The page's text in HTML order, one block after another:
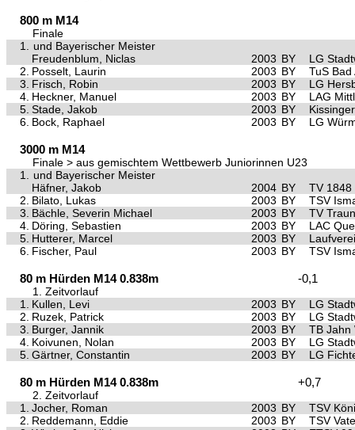
800 m M14
Finale
1.
und Bayerischer Meister
Freudenblum, Niclas
2003 BY
LG
2. Posselt, Laurin 2003 BY
TuS Bad
3. Frisch, Robin 2003 BY
LG
4. Heckner, Manuel 2003 BY
LAG
5. Stade, Jakob 2003 BY
6. Bock, Raphael 2003 BY LG
3000 m M14
Finale > aus gemischtem Wettbewerb Juniorinnen U23
1.
und Bayerischer Meister
Häfner, Jakob
2004 BY
TV 1848
2. Bilato, Lukas 2003 BY
TSV
3. Bächle, Severin Michael 2003 BY
TV
4. Döring, Sebastien 2003 BY
LAC
5. Hutterer, Marcel 2003 BY
6. Fischer, Paul 2003 BY TSV
80 m Hürden M14 0.838m -0,1
1. Zeitvorlauf
1.
Kullen, Levi 2003 BY
LG
2. Ruzek, Patrick 2003 BY
LG
3. Burger, Jannik 2003 BY
TB Jahn
4. Koivunen, Nolan 2003 BY
LG
5. Gärtner, Constantin 2003 BY LG
80 m Hürden M14 0.838m +0,7
2. Zeitvorlauf
1.
Jocher, Roman 2003 BY
TSV
2. Reddemann, Eddie 2003 BY
TSV